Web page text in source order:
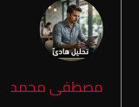
مصطفى محمد